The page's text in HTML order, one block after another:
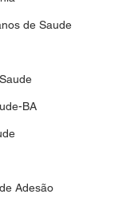
de Saude
BA
Adesão